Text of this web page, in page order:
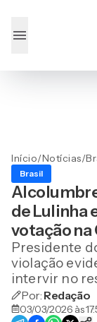
Início/Notícias/
Brasil
de Lulinha
votação na
Presidente
violação
intervir no
Por: Redação
03/03/2026 às